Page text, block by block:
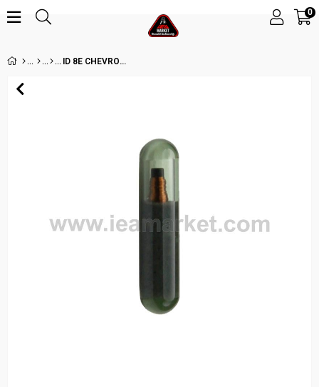
0
ID 8E CHEVROLET- HONDA TYPE 2 CHIP